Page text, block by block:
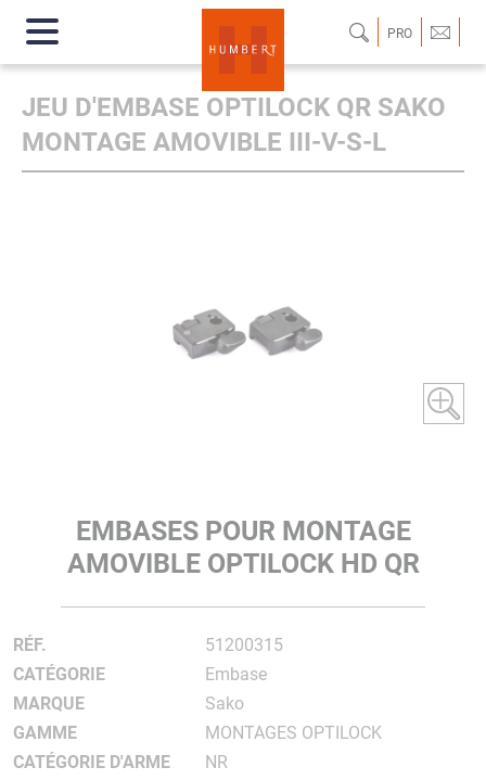
PRO
JEU D'EMBASE OPTILOCK QR SAKO
MONTAGE AMOVIBLE III-V-S-L
EMBASES POUR MONTAGE
AMOVIBLE OPTILOCK HD QR
RÉF.
51200315
CATÉGORIE
Embase
MARQUE
Sako
GAMME
MONTAGES OPTILOCK
CATÉGORIE D'ARME
NR